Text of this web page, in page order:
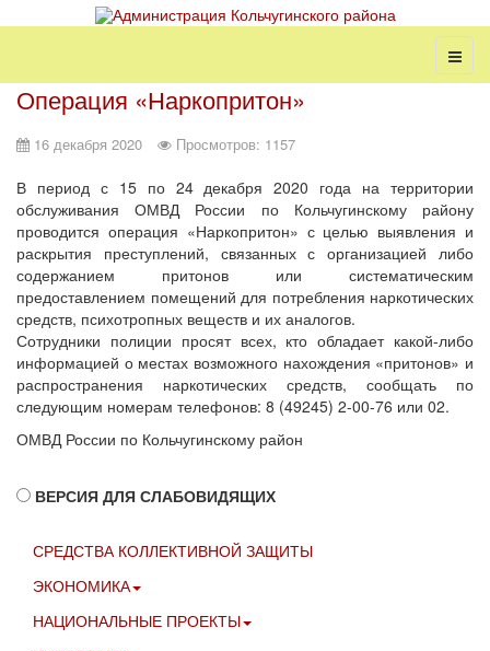
Операция «Наркопритон»
16 декабря 2020 Просмотров: 1157
В период с 15 по 24 декабря 2020 года на территории
обслуживания ОМВД России по Кольчугинскому району
проводится операция «Наркопритон» с целью выявления и
раскрытия преступлений, связанных с организацией либо
содержанием притонов или систематическим
предоставлением помещений для потребления наркотических
средств, психотропных веществ и их аналогов.
Сотрудники полиции просят всех, кто обладает какой-либо
информацией о местах возможного нахождения «притонов» и
распространения наркотических средств, сообщать по
следующим номерам телефонов: 8 (49245) 2-00-76 или 02.
ОМВД России по Кольчугинскому район
ВЕРСИЯ ДЛЯ СЛАБОВИДЯЩИХ
СРЕДСТВА КОЛЛЕКТИВНОЙ ЗАЩИТЫ
ЭКОНОМИКА
НАЦИОНАЛЬНЫЕ ПРОЕКТЫ